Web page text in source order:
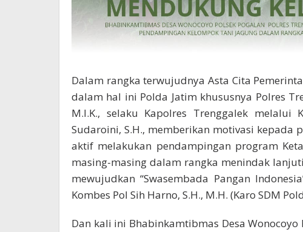
Dalam rangka terwujudnya Asta Cita
dalam hal ini Polda Jatim khususnya Polres
M.I.K., selaku Kapolres Trenggalek melalui
Sudaroini, S.H., memberikan motivasi kepada
aktif melakukan pendampingan program
masing-masing dalam rangka menindak
mewujudkan “Swasembada Pangan
Kombes Pol Sih Harno, S.H., M.H. (Karo SDM
Dan kali ini Bhabinkamtibmas Desa Wonocoyo